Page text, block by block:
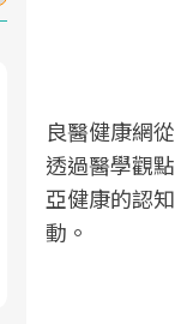
良醫健康網
透過醫學觀
亞健康的認
動。